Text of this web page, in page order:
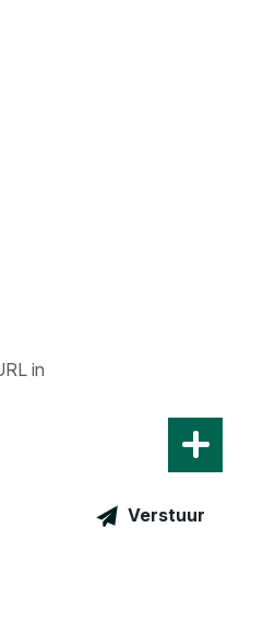
Verstuur